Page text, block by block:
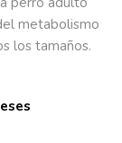
metabolismo
los tamaños.